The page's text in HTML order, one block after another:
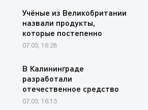
Учёные из Великобритании
назвали продукты,
которые постепенно
вредят…
07.03, 16:28
В Калининграде
разработали
отечественное средство
для продления свежести…
07.03, 16:13